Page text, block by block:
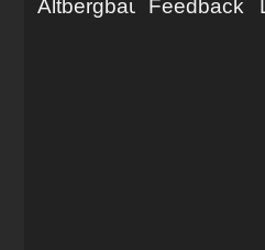
Altbergbau
Feedback